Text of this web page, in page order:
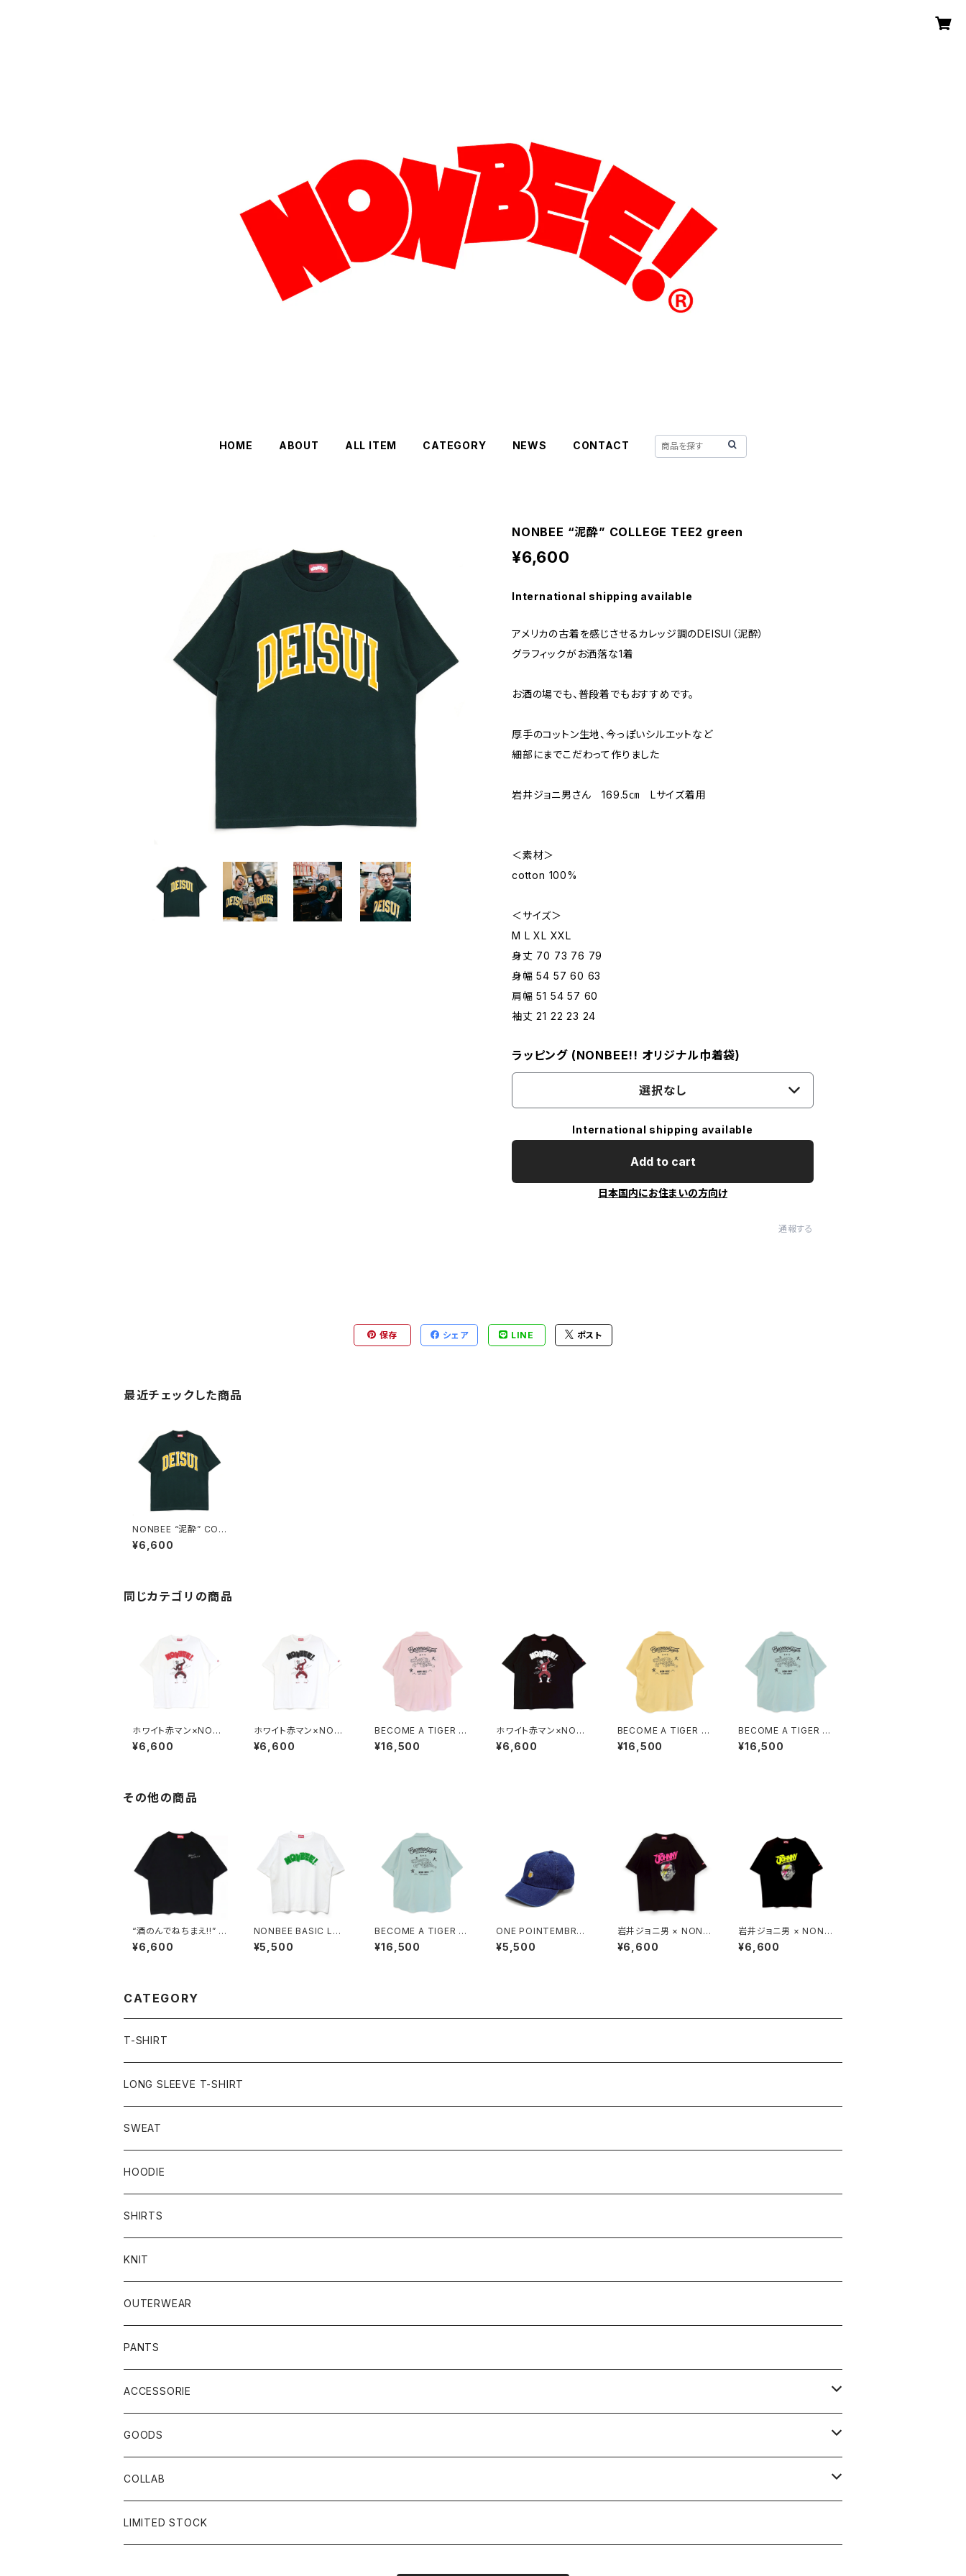
HOME ABOUT ALL ITEM CATEGORY NEWS CONTACT
NONBEE “泥酔” COLLEGE TEE2 green
¥6,600
International shipping available
アメリカの古着を感じさせるカレッジ調のDEISUI（泥酔）
グラフィックがお洒落な1着
お酒の場でも、普段着でもおすすめです。
厚手のコットン生地、今っぽいシルエットなど
細部にまでこだわって作りました
岩井ジョニ男さん 169.5㎝ Lサイズ着用
＜素材＞
cotton 100%
＜サイズ＞
M L XL XXL
身丈 70 73 76 79
身幅 54 57 60 63
肩幅 51 54 57 60
袖丈 21 22 23 24
ラッピング (NONBEE!! オリジナル巾着袋)
選択なし
International shipping available
Add to cart
日本国内にお住まいの方向け
通報する
保存 シェア LINE ポスト
最近チェックした商品
NONBEE “泥酔” COL
LEGE TEE2 green
¥6,600
同じカテゴリの商品
ホワイト赤マン×NONB
EE! COLLABORATIO
N TEE white/red
¥6,600
ホワイト赤マン×NONB
EE! COLLABORATIO
N TEE white/black
¥6,600
BECOME A TIGER E
MBROIDERED HALF
SLEEVE SHIRTS ligh
¥16,500
ホワイト赤マン×NONB
EE! COLLABORATIO
N TEE black/white
¥6,600
BECOME A TIGER E
MBROIDERED HALF
SLEEVE SHIRTS ligh
¥16,500
BECOME A TIGER E
MBROIDERED HALF
SLEEVE SHIRTS ligh
¥16,500
その他の商品
“酒のんでねちまえ!!” E
MBROIDERED TEE O
¥6,600
NONBEE BASIC LOG
O TEE white/green
(new)
¥5,500
BECOME A TIGER E
MBROIDERED HALF
SLEEVE SHIRTS ligh
¥16,500
ONE POINTEMBROI
DERED CAP “beer”
denim
¥5,500
岩井ジョニ男 × NONB
EE! ボウイ風 COLLAB
TEE black/neon-pin
¥6,600
岩井ジョニ男 × NONB
EE! ボウイ風 COLLAB
TEE black/neon-yel
¥6,600
CATEGORY
T-SHIRT
LONG SLEEVE T-SHIRT
SWEAT
HOODIE
SHIRTS
KNIT
OUTERWEAR
PANTS
ACCESSORIE
CAP
BUCKET HAT
SOCKS
GOODS
STICKER
GLASS
COLLAB
×岩井ジョニ男
LIMITED STOCK